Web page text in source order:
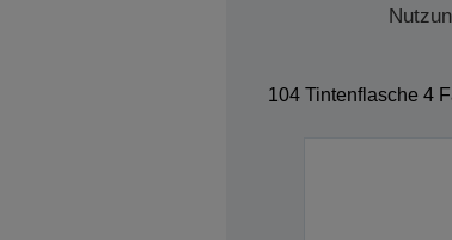
104 Tintenflasche 4